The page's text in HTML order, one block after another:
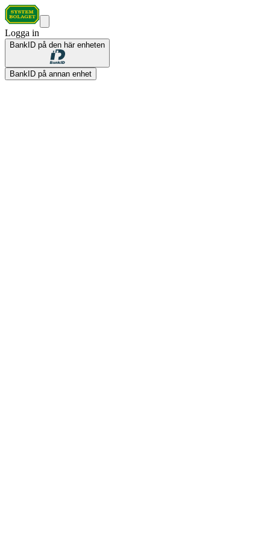
Logga in
BankID på den här enheten
BankID på annan enhet